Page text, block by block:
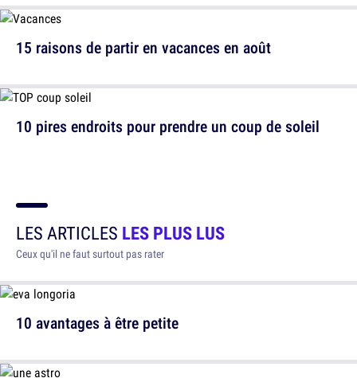
15 raisons de partir en vacances en août
10 pires endroits pour prendre un coup de soleil
LES ARTICLES LES PLUS LUS
Ceux qu'il ne faut surtout pas rater
10 avantages à être petite